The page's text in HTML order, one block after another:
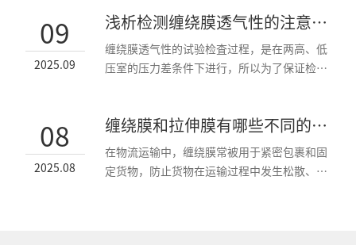
09
2025.09
浅析检测缠绕膜透气性的注意事项
缠绕膜透气性的试验检査过程，是在两高、低
压室的压力差条件下进行，所以为了保证检测
08
2025.08
缠绕膜和拉伸膜有哪些不同的应用场景
在物流运输中，缠绕膜常被用于紧密包裹和固
定货物，防止货物在运输过程中发生松散、倒